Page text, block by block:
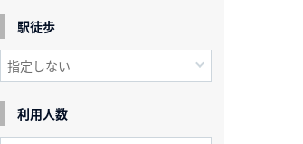
駅徒歩
利用人数